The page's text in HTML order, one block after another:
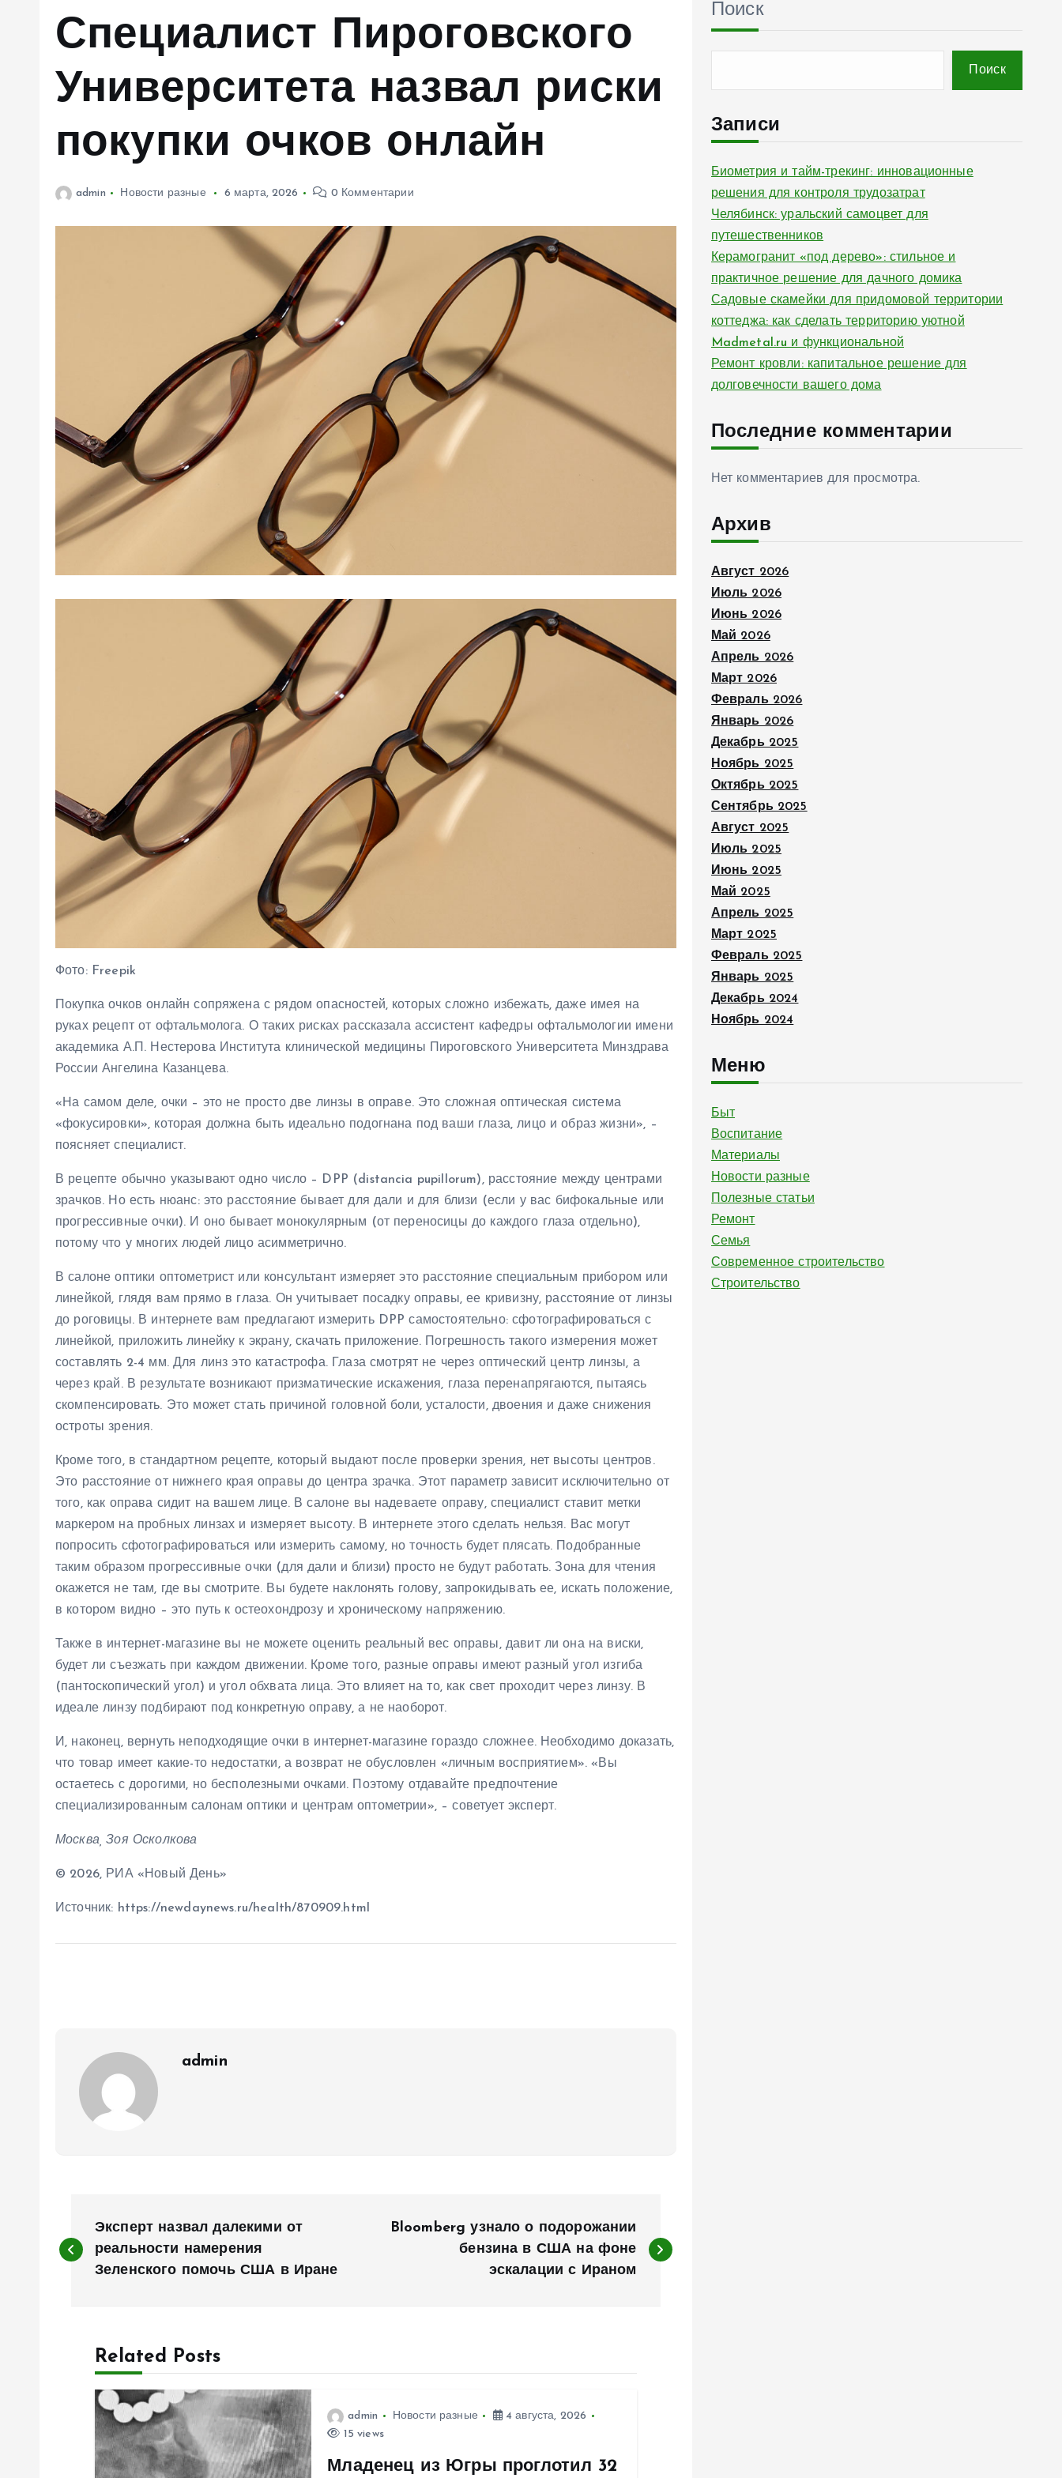
Специалист Пироговского
Университета назвал риски
покупки очков онлайн
admin Новости разные 6 марта, 2026 0 Комментарии
Фото: Freepik
Покупка очков онлайн сопряжена с рядом опасностей, которых сложно избежать, даже имея на
руках рецепт от офтальмолога. О таких рисках рассказала ассистент кафедры офтальмологии имени
академика А.П. Нестерова Института клинической медицины Пироговского Университета Минздрава
России Ангелина Казанцева.
«На самом деле, очки – это не просто две линзы в оправе. Это сложная оптическая система
«фокусировки», которая должна быть идеально подогнана под ваши глаза, лицо и образ жизни», –
поясняет специалист.
В рецепте обычно указывают одно число – DPP (distancia pupillorum), расстояние между центрами
зрачков. Но есть нюанс: это расстояние бывает для дали и для близи (если у вас бифокальные или
прогрессивные очки). И оно бывает монокулярным (от переносицы до каждого глаза отдельно),
потому что у многих людей лицо асимметрично.
В салоне оптики оптометрист или консультант измеряет это расстояние специальным прибором или
линейкой, глядя вам прямо в глаза. Он учитывает посадку оправы, ее кривизну, расстояние от линзы
до роговицы. В интернете вам предлагают измерить DPP самостоятельно: сфотографироваться с
линейкой, приложить линейку к экрану, скачать приложение. Погрешность такого измерения может
составлять 2-4 мм. Для линз это катастрофа. Глаза смотрят не через оптический центр линзы, а
через край. В результате возникают призматические искажения, глаза перенапрягаются, пытаясь
скомпенсировать. Это может стать причиной головной боли, усталости, двоения и даже снижения
остроты зрения.
Кроме того, в стандартном рецепте, который выдают после проверки зрения, нет высоты центров.
Это расстояние от нижнего края оправы до центра зрачка. Этот параметр зависит исключительно от
того, как оправа сидит на вашем лице. В салоне вы надеваете оправу, специалист ставит метки
маркером на пробных линзах и измеряет высоту. В интернете этого сделать нельзя. Вас могут
попросить сфотографироваться или измерить самому, но точность будет плясать. Подобранные
таким образом прогрессивные очки (для дали и близи) просто не будут работать. Зона для чтения
окажется не там, где вы смотрите. Вы будете наклонять голову, запрокидывать ее, искать положение,
в котором видно – это путь к остеохондрозу и хроническому напряжению.
Также в интернет-магазине вы не можете оценить реальный вес оправы, давит ли она на виски,
будет ли съезжать при каждом движении. Кроме того, разные оправы имеют разный угол изгиба
(пантоскопический угол) и угол обхвата лица. Это влияет на то, как свет проходит через линзу. В
идеале линзу подбирают под конкретную оправу, а не наоборот.
И, наконец, вернуть неподходящие очки в интернет-магазине гораздо сложнее. Необходимо доказать,
что товар имеет какие-то недостатки, а возврат не обусловлен «личным восприятием». «Вы
остаетесь с дорогими, но бесполезными очками. Поэтому отдавайте предпочтение
специализированным салонам оптики и центрам оптометрии», – советует эксперт.
Москва, Зоя Осколкова
© 2026, РИА «Новый День»
Источник: https://newdaynews.ru/health/870909.html
admin
а
Эксперт назвал далекими от
реальности намерения
Зеленского помочь США в Иране
Bloomberg узнало о подорожании
бензина в США на фоне
эскалации с Ираном
Related Posts
admin Новости разные
4 августа, 2026
15 views
Младенец из Югры проглотил 32
Поиск
Поиск
Записи
Биометрия и тайм-трекинг: инновационные
решения для контроля трудозатрат
Челябинск: уральский самоцвет для
путешественников
Керамогранит «под дерево»: стильное и
практичное решение для дачного домика
Садовые скамейки для придомовой территории
коттеджа: как сделать территорию уютной
Madmetal.ru и функциональной
Ремонт кровли: капитальное решение для
долговечности вашего дома
Последние комментарии
Нет комментариев для просмотра.
Архив
Август 2026
Июль 2026
Июнь 2026
Май 2026
Апрель 2026
Март 2026
Февраль 2026
Январь 2026
Декабрь 2025
Ноябрь 2025
Октябрь 2025
Сентябрь 2025
Август 2025
Июль 2025
Июнь 2025
Май 2025
Апрель 2025
Март 2025
Февраль 2025
Январь 2025
Декабрь 2024
Ноябрь 2024
Меню
Быт
Воспитание
Материалы
Новости разные
Полезные статьи
Ремонт
Семья
Современное строительство
Строительство